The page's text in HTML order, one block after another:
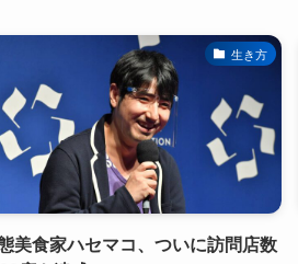
生き方
美食家ハセマコ、ついに訪問店数